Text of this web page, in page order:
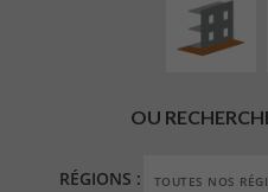
OU
RÉGIONS :